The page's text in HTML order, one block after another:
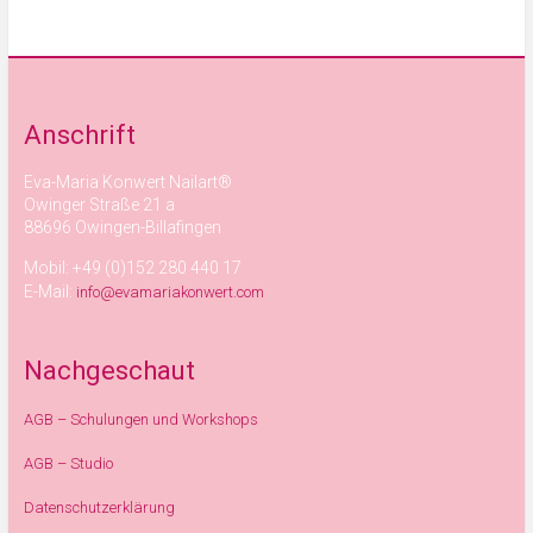
Anschrift
Eva-Maria Konwert Nailart®
Owinger Straße 21 a
88696 Owingen-Billafingen
Mobil: +49 (0)152 280 440 17
E-Mail: info@evamariakonwert.com
Nachgeschaut
AGB – Schulungen und Workshops
AGB – Studio
Datenschutzerklärung